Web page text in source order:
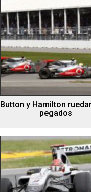
Button y Hamilton
pegados